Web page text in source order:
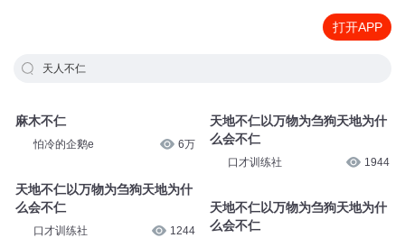
打开APP
天人不仁
麻木不仁
怕冷的企鹅e 6万
天地不仁以万物为刍狗天地为什
么会不仁
口才训练社 1244
天地不仁以万物为刍狗天地为什
么会不仁
口才训练社 1944
天地不仁以万物为刍狗天地为什
么会不仁